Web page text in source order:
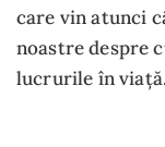
care vin atunci
noastre despre
lucrurile în viață.